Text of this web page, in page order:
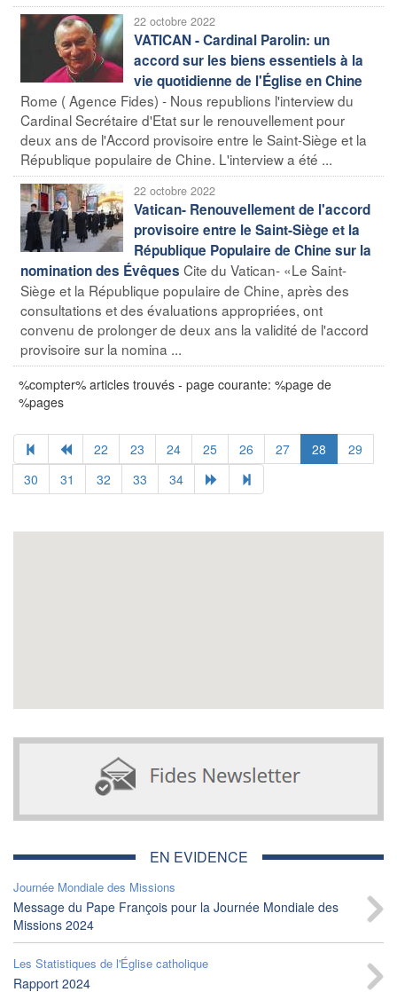
22 octobre 2022
VATICAN - Cardinal Parolin: un
accord sur les biens essentiels à la
vie quotidienne de l'Église en Chine
Rome ( Agence Fides) - Nous republions l'interview du
Cardinal Secrétaire d'Etat sur le renouvellement pour
deux ans de l'Accord provisoire entre le Saint-Siège et la
République populaire de Chine. L'interview a été ...
22 octobre 2022
Vatican- Renouvellement de l'accord
provisoire entre le Saint-Siège et la
République Populaire de Chine sur la
nomination des Évêques Cite du Vatican- «Le Saint-
Siège et la République populaire de Chine, après des
consultations et des évaluations appropriées, ont
convenu de prolonger de deux ans la validité de l'accord
provisoire sur la nomina ...
%compter% articles trouvés - page courante: %page de
%pages
22 23 24 25 26 27 28
29
30
31 32 33 34
EN EVIDENCE
Journée Mondiale des Missions
Message du Pape François pour la Journée Mondiale des
Missions 2024
Les Statistiques de l'Église catholique
Rapport 2024